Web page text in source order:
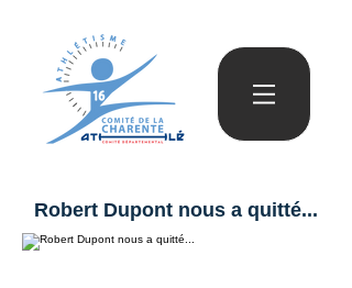
Robert Dupont nous a quitté...